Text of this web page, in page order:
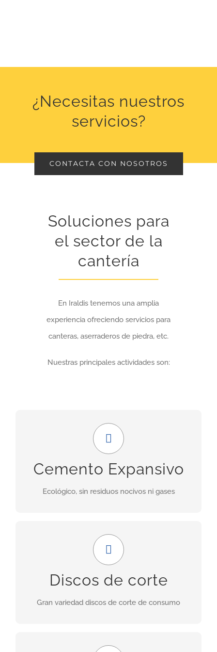
¿Necesitas nuestros
servicios?
CONTACTA CON NOSOTROS
Soluciones para
el sector de la
cantería
En Iraldis tenemos una amplia
experiencia ofreciendo servicios para
canteras, aserraderos de piedra, etc.
Nuestras principales actividades son:
Cemento Expansivo
Ecológico, sin residuos nocivos ni gases
Económico y seguro
Uso ideal en demoliciones donde las obras
adyacentes no deben ser perjudicadas por las
Discos de corte
Gran variedad discos de corte de consumo
Amplia gama
Nuestra gama incluye discos para granito,
porcelánicos, de corte seco, asfalto, cerámica,